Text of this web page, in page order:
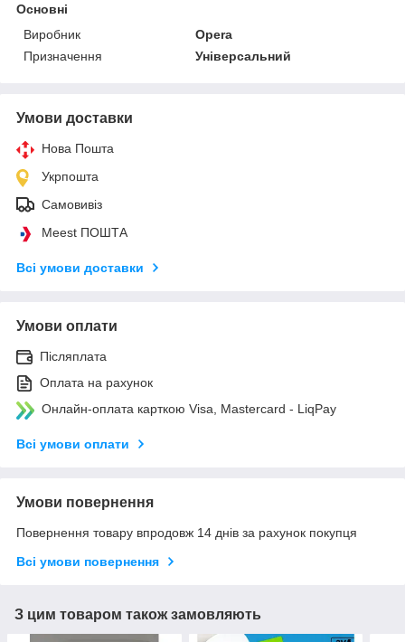
Основні
Виробник
Opera
Призначення
Універсальний
Умови доставки
Нова Пошта
Укрпошта
Самовивіз
Meest ПОШТА
Всі умови доставки
Умови оплати
Післяплата
Оплата на рахунок
Онлайн-оплата карткою Visa, Mastercard - LiqPay
Всі умови оплати
Умови повернення
Повернення товару впродовж 14 днів за рахунок покупця
Всі умови повернення
З цим товаром також замовляють